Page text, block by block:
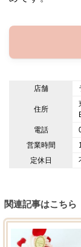
店舗
住所
電話
営業時間
定休日
関連記事はこちら